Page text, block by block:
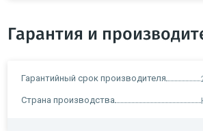
Гарантия и
Гарантийный срок производителя
Страна производства